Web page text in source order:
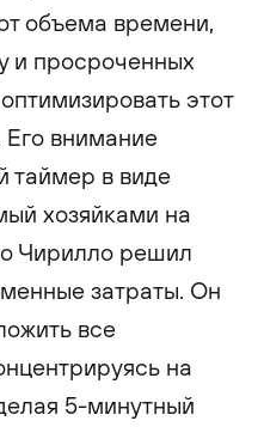
объема времени,
и просроченных
этот
внимание
таймер в виде
хозяйками на
Чирилло решил
затраты. Он
все
на
5-минутный